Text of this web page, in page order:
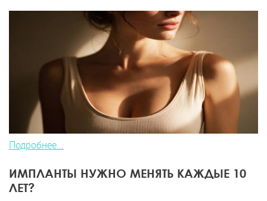
Подробнее...
ИМПЛАНТЫ НУЖНО МЕНЯТЬ КАЖДЫЕ 10
ЛЕТ?